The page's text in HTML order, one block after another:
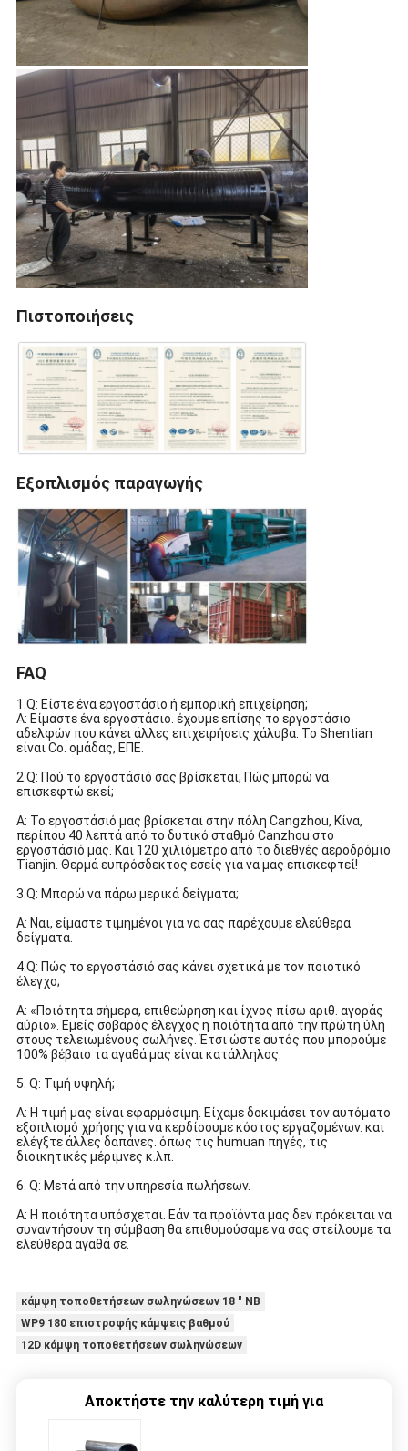
Πιστοποιήσεις
Εξοπλισμός παραγωγής
FAQ
1.Q: Είστε ένα εργοστάσιο ή εμπορική επιχείρηση;
Α: Είμαστε ένα εργοστάσιο. έχουμε επίσης το εργοστάσιο
αδελφών που κάνει άλλες επιχειρήσεις χάλυβα. Το Shentian
είναι Co. ομάδας, ΕΠΕ.
2.Q: Πού το εργοστάσιό σας βρίσκεται; Πώς μπορώ να
επισκεφτώ εκεί;
Α: Το εργοστάσιό μας βρίσκεται στην πόλη Cangzhou, Κίνα,
περίπου 40 λεπτά από το δυτικό σταθμό Canzhou στο
εργοστάσιό μας. Και 120 χιλιόμετρο από το διεθνές αεροδρόμιο
Tianjin. Θερμά ευπρόσδεκτος εσείς για να μας επισκεφτεί!
3.Q: Μπορώ να πάρω μερικά δείγματα;
Α: Ναι, είμαστε τιμημένοι για να σας παρέχουμε ελεύθερα
δείγματα.
4.Q: Πώς το εργοστάσιό σας κάνει σχετικά με τον ποιοτικό
έλεγχο;
Α: «Ποιότητα σήμερα, επιθεώρηση και ίχνος πίσω αριθ. αγοράς
αύριο». Εμείς σοβαρός έλεγχος η ποιότητα από την πρώτη ύλη
στους τελειωμένους σωλήνες. Έτσι ώστε αυτός που μπορούμε
100% βέβαιο τα αγαθά μας είναι κατάλληλος.
5. Q: Τιμή υψηλή;
Α: Η τιμή μας είναι εφαρμόσιμη. Είχαμε δοκιμάσει τον αυτόματο
εξοπλισμό χρήσης για να κερδίσουμε κόστος εργαζομένων. και
ελέγξτε άλλες δαπάνες. όπως τις humuan πηγές, τις
διοικητικές μέριμνες κ.λπ.
6. Q: Μετά από την υπηρεσία πωλήσεων.
Α: Η ποιότητα υπόσχεται. Εάν τα προϊόντα μας δεν πρόκειται να
συναντήσουν τη σύμβαση θα επιθυμούσαμε να σας στείλουμε τα
ελεύθερα αγαθά σε.
κάμψη τοποθετήσεων σωληνώσεων 18 ″ NB
WP9 180 επιστροφής κάμψεις βαθμού
12D κάμψη τοποθετήσεων σωληνώσεων
Αποκτήστε την καλύτερη τιμή για